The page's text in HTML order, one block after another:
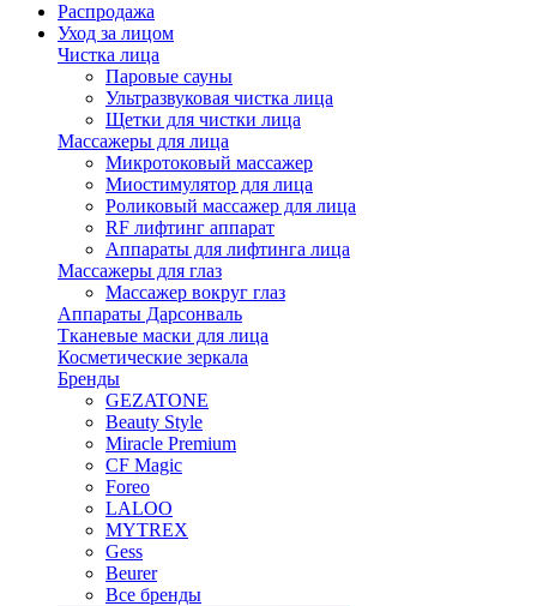
Распродажа
Уход за лицом
Чистка лица
Паровые сауны
Ультразвуковая чистка лица
Щетки для чистки лица
Массажеры для лица
Микротоковый массажер
Миостимулятор для лица
Роликовый массажер для лица
RF лифтинг аппарат
Аппараты для лифтинга лица
Массажеры для глаз
Массажер вокруг глаз
Аппараты Дарсонваль
Тканевые маски для лица
Косметические зеркала
Бренды
GEZATONE
Beauty Style
Miracle Premium
CF Magic
Foreo
LALOO
MYTREX
Gess
Beurer
Все бренды